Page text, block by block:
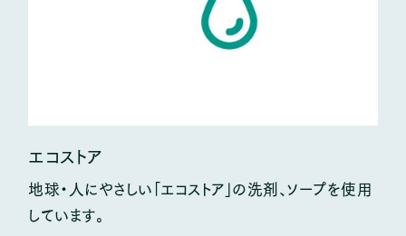
エコストア
地球・人にやさしい「エコストア」の洗剤、ソープを使用
しています。